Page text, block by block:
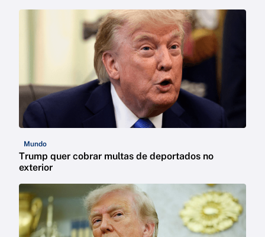
Mundo
Trump quer cobrar multas de deportados no
exterior